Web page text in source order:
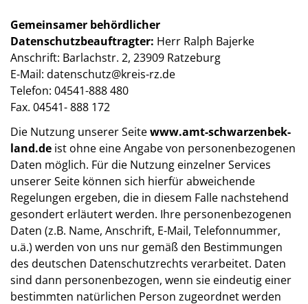
Gemeinsamer behördlicher
Datenschutzbeauftragter: Herr Ralph Bajerke
Anschrift: Barlachstr. 2, 23909 Ratzeburg
E-Mail: datenschutz@kreis-rz.de
Telefon: 04541-888 480
Fax. 04541- 888 172
Die Nutzung unserer Seitewww.amt-schwarzenbek-
land.de ist ohne eine Angabe von personenbezogenen
Daten möglich. Für die Nutzung einzelner Services
unserer Seite können sich hierfür abweichende
Regelungen ergeben, die in diesem Falle nachstehend
gesondert erläutert werden. Ihre personenbezogenen
Daten (z.B. Name, Anschrift, E-Mail, Telefonnummer,
u.ä.) werden von uns nur gemäß den Bestimmungen
des deutschen Datenschutzrechts verarbeitet. Daten
sind dann personenbezogen, wenn sie eindeutig einer
bestimmten natürlichen Person zugeordnet werden